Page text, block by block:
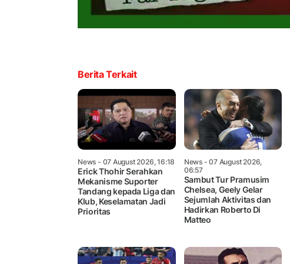
Berita Terkait
News - 07 August 2026, 16:18
Erick Thohir Serahkan
Mekanisme Suporter
Tandang kepada Liga dan
Klub, Keselamatan Jadi
Prioritas
News- 07 August 2026,
06:57
Sambut Tur Pramusim
Chelsea, Geely Gelar
Sejumlah Aktivitas dan
Hadirkan Roberto Di
Matteo